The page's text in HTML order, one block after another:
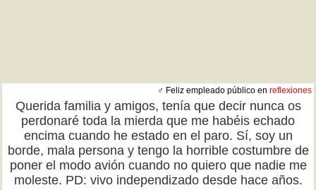
♂ Feliz empleado público en reflexiones
Querida familia y amigos, tenía que decir nunca os
perdonaré toda la mierda que me habéis echado
encima cuando he estado en el paro. Sí, soy un
borde, mala persona y tengo la horrible costumbre de
poner el modo avión cuando no quiero que nadie me
moleste. PD: vivo independizado desde hace años.